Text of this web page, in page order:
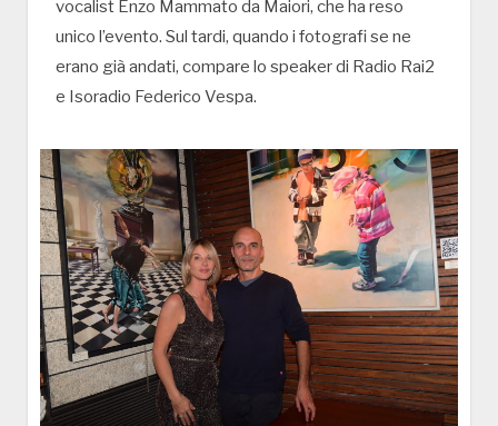
vocalist Enzo Mammato da Maiori, che ha reso
unico l’evento. Sul tardi, quando i fotografi se ne
erano già andati, compare lo speaker di Radio Rai2
e Isoradio Federico Vespa.